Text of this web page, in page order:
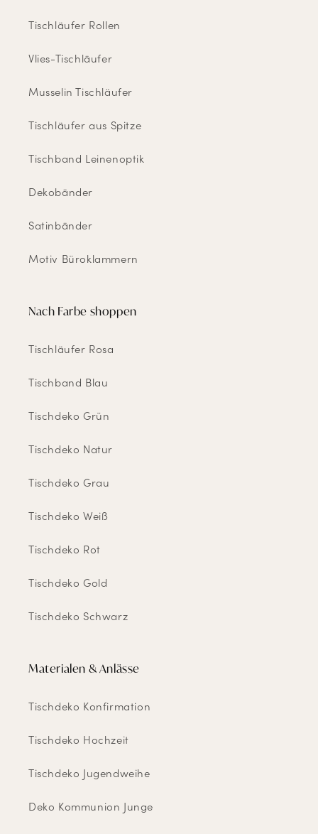
Tischläufer Rollen
Vlies-Tischläufer
Musselin Tischläufer
Tischläufer aus Spitze
Tischband Leinenoptik
Dekobänder
Satinbänder
Motiv Büroklammern
Nach Farbe shoppen
Tischläufer Rosa
Tischband Blau
Tischdeko Grün
Tischdeko Natur
Tischdeko Grau
Tischdeko Weiß
Tischdeko Rot
Tischdeko Gold
Tischdeko Schwarz
Materialen & Anlässe
Tischdeko Konfirmation
Tischdeko Hochzeit
Tischdeko Jugendweihe
Deko Kommunion Junge